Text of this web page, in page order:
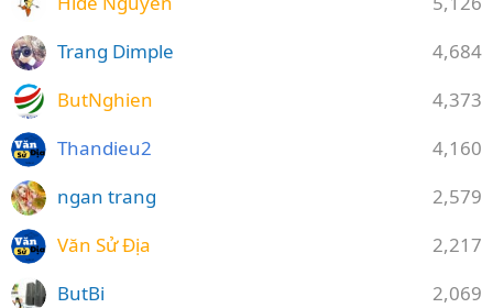
4,684
Trang Dimple
4,373
ButNghien
4,160
Thandieu2
2,579
ngan trang
2,217
Văn Sử Địa
2,069
ButBi